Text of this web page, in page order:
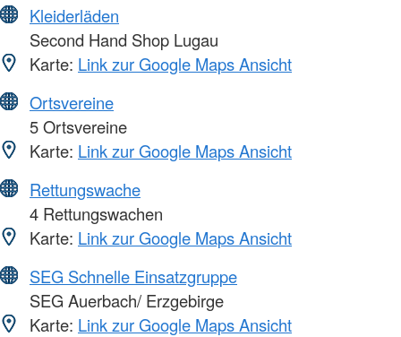
Kleiderläden
Second Hand Shop Lugau
Karte: Link zur Google Maps Ansicht
Ortsvereine
5 Ortsvereine
Karte: Link zur Google Maps Ansicht
Rettungswache
4 Rettungswachen
Karte: Link zur Google Maps Ansicht
SEG Schnelle Einsatzgruppe
SEG Auerbach/ Erzgebirge
Karte: Link zur Google Maps Ansicht